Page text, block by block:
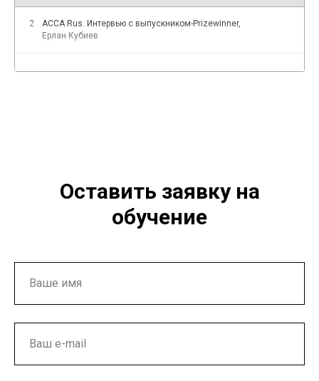
2
ACCA Rus. Интервью c выпускником-Prizewinner,
Ерлан Кубиев
3
Отзыв выпускника. Мадина Вахобова о программе
Оставить заявку на
обучение